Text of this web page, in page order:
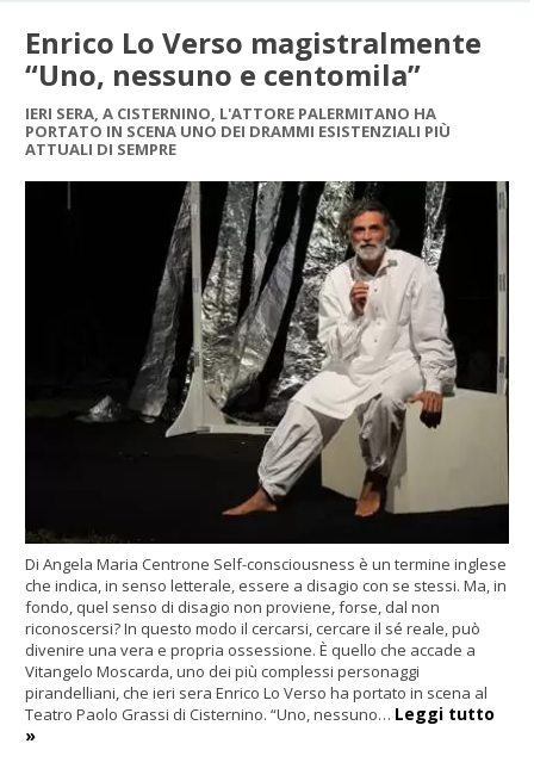
Enrico Lo Verso magistralmente
“Uno, nessuno e centomila”
IERI SERA, A CISTERNINO, L'ATTORE PALERMITANO HA
PORTATO IN SCENA UNO DEI DRAMMI ESISTENZIALI PIÙ
ATTUALI DI SEMPRE
Di Angela Maria Centrone Self-consciousness è un termine inglese
che indica, in senso letterale, essere a disagio con se stessi. Ma, in
fondo, quel senso di disagio non proviene, forse, dal non
riconoscersi? In questo modo il cercarsi, cercare il sé reale, può
divenire una vera e propria ossessione. È quello che accade a
Vitangelo Moscarda, uno dei più complessi personaggi
pirandelliani, che ieri sera Enrico Lo Verso ha portato in scena al
Teatro Paolo Grassi di Cisternino. “Uno, nessuno… Leggi tutto
»